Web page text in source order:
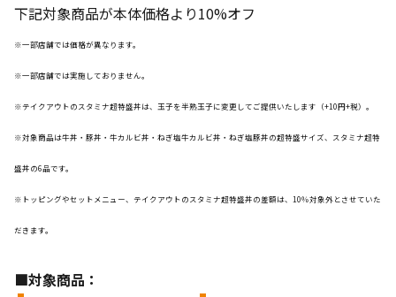
下記対象商品が本体価格より10%オフ
※一部店舗では価格が異なります。
※一部店舗では実施しておりません。
※テイクアウトのスタミナ超特盛丼は、玉子を半熟玉子に変更してご提供いたします（+10円+税）。
※対象商品は牛丼・豚丼・牛カルビ丼・ねぎ塩牛カルビ丼・ねぎ塩豚丼の超特盛サイズ、スタミナ超特
盛丼の6品です。
※トッピングやセットメニュー、テイクアウトのスタミナ超特盛丼の差額は、10％対象外とさせていた
だきます。
■対象商品：